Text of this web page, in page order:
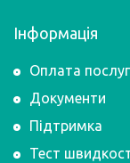
Інформація
Оплата послуг
Документи
Підтримка
Тест